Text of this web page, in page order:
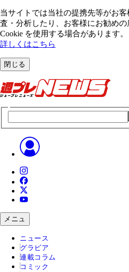
当サイトでは当社の提携先等がお
査・分析したり、お客様にお勧め
Cookie を使⽤する場合があります。
詳しくはこちら
閉じる
メニュ
ニュース
グラビア
連載コラム
コミック